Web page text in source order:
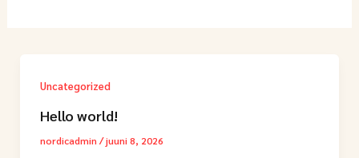
Uncategorized
Hello world!
nordicadmin /juuni 8, 2026